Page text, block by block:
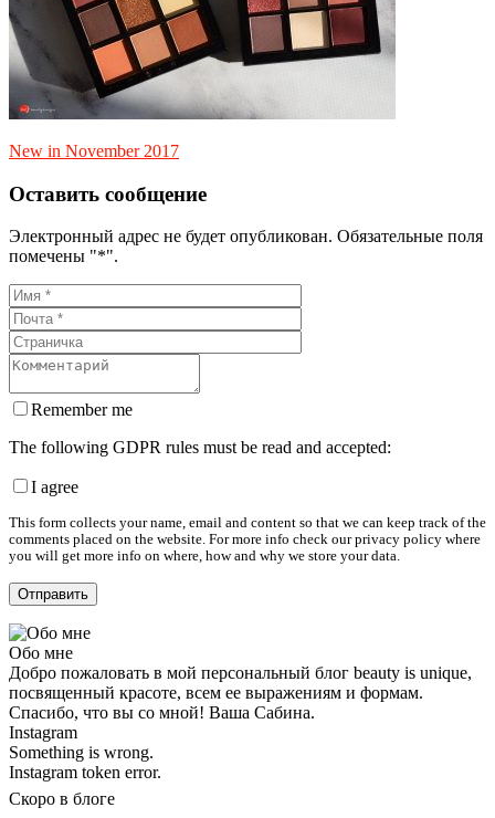
New in November 2017
Оставить сообщение
Электронный адрес не будет опубликован. Обязательные поля
помечены "*".
Remember me
The following GDPR rules must be read and accepted:
I agree
This form collects your name, email and content so that we can keep track of the
comments placed on the website. For more info check our privacy policy where
you will get more info on where, how and why we store your data.
Обо мне
Добро пожаловать в мой персональный блог beauty is unique,
посвященный красоте, всем ее выражениям и формам.
Спасибо, что вы со мной! Ваша Сабина.
Instagram
Something is wrong.
Instagram token error.
Скоро в блоге